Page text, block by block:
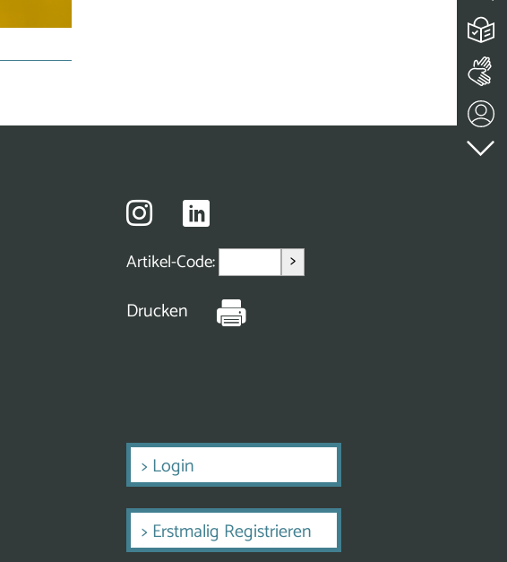
Artikel-Code: >
Drucken
> Login
> Erstmalig Registrieren